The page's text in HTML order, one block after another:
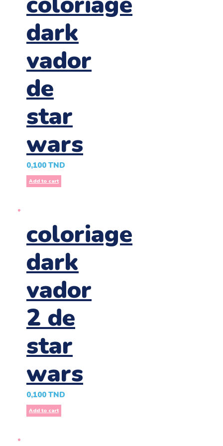
dark
vador
de
star
wars
0,100 TND
Add to cart
coloriage
dark
vador
2 de
star
wars
0,100 TND
Add to cart